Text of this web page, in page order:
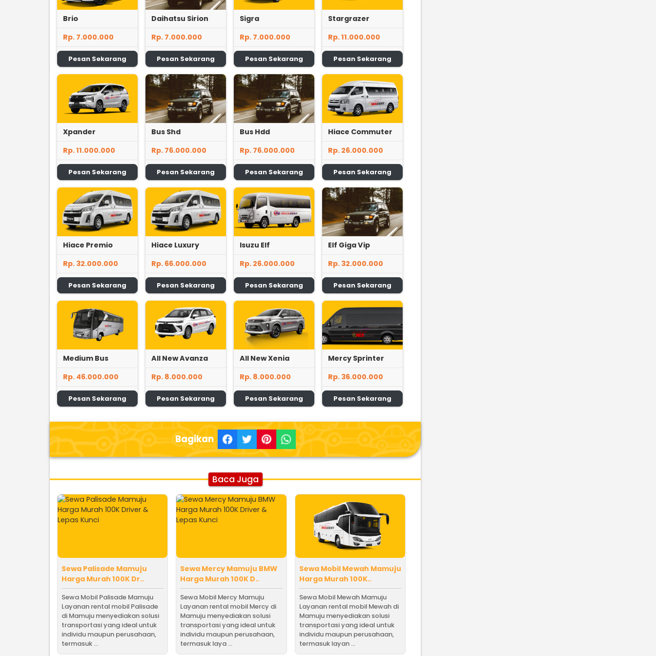
Brio
Rp. 7.000.000
Pesan Sekarang
Daihatsu Sirion
Rp. 7.000.000
Pesan Sekarang
Sigra
Rp. 7.000.000
Pesan Sekarang
Stargrazer
Rp. 11.000.000
Pesan Sekarang
Xpander
Rp. 11.000.000
Pesan Sekarang
Bus Shd
Rp. 76.000.000
Pesan Sekarang
Bus Hdd
Rp. 76.000.000
Pesan Sekarang
Hiace Commuter
Rp. 26.000.000
Pesan Sekarang
Hiace Premio
Rp. 32.000.000
Pesan Sekarang
Hiace Luxury
Rp. 66.000.000
Pesan Sekarang
Isuzu Elf
Rp. 26.000.000
Pesan Sekarang
Elf Giga Vip
Rp. 32.000.000
Pesan Sekarang
Medium Bus
Rp. 46.000.000
Pesan Sekarang
All New Avanza
Rp. 8.000.000
Pesan Sekarang
All New Xenia
Rp. 8.000.000
Pesan Sekarang
Mercy Sprinter
Rp. 36.000.000
Pesan Sekarang
Bagikan
Baca Juga
Sewa Palisade Mamuju
Harga Murah 100K Dr..
Sewa Mobil Palisade Mamuju
Layanan rental mobil Palisade
di Mamuju menyediakan solusi
transportasi yang ideal untuk
individu maupun perusahaan,
termasuk ...
Sewa Mercy Mamuju BMW
Harga Murah 100K D..
Sewa Mobil Mercy Mamuju
Layanan rental mobil Mercy di
Mamuju menyediakan solusi
transportasi yang ideal untuk
individu maupun perusahaan,
termasuk laya ...
Sewa Mobil Mewah Mamuju
Harga Murah 100K..
Sewa Mobil Mewah Mamuju
Layanan rental mobil Mewah di
Mamuju menyediakan solusi
transportasi yang ideal untuk
individu maupun perusahaan,
termasuk layan ...